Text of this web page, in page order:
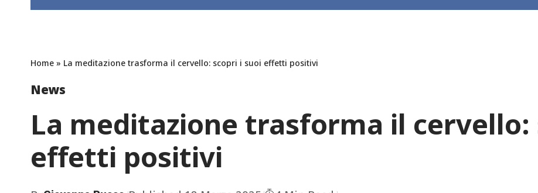
Home » La meditazione trasforma il cervello: scopri i suoi effetti positivi
News
La meditazione trasforma il cervello:
effetti positivi